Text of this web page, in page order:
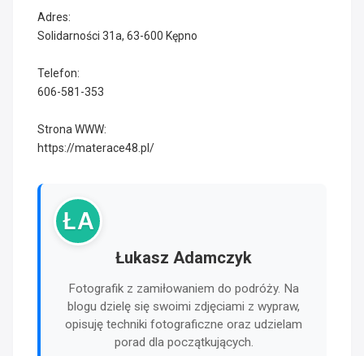
Adres:
Solidarności 31a, 63-600 Kępno
Telefon:
606-581-353
Strona WWW:
https://materace48.pl/
ŁA
Łukasz Adamczyk
Fotografik z zamiłowaniem do podróży. Na
blogu dzielę się swoimi zdjęciami z wypraw,
opisuję techniki fotograficzne oraz udzielam
porad dla początkujących.